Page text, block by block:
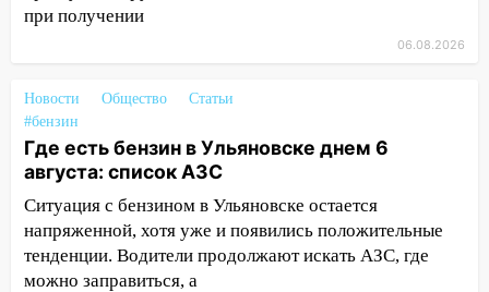
животными
провернул хитрую схему с чужими
проездными
12:10 Ульяновский алиментщик накопил
120 тысяч долга
11:49 Снят режим «Ракетная
опасность» на территории Ульяновской
области
при получении
06.08.2026
Новости Общество
Статьи
#бензин
Где есть бензин в Ульяновске днем 6
августа: список АЗС
Ситуация с бензином в Ульяновске остается
напряженной, хотя уже и появились положительные
тенденции. Водители продолжают искать АЗС, где
можно заправиться, а